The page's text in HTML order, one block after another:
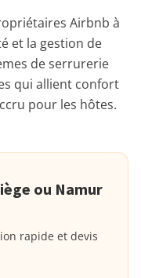
Airbnb à
et la gestion de
de serrurerie
qui allient confort
pour les hôtes.
ou Namur
rapide et devis